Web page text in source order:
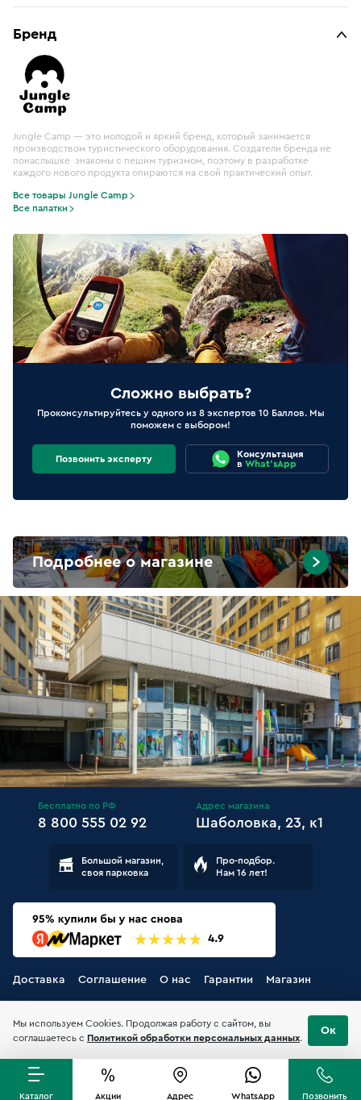
Бренд
Jungle Camp — это молодой и яркий бренд, который занимается
производством туристического оборудования. Создатели бренда не
понаслышке знакомы с пешим туризмом, поэтому в разработке
каждого нового продукта опираются на свой практический опыт.
Все товары Jungle Camp
Все палатки
Сложно выбрать?
Проконсультируйтесь у одного из 8 экспертов 10 Баллов. Мы
поможем с выбором!
Позвонить эксперту
Консультация
в What'sApp
Подробнее о магазине
Бесплатно по РФ
8 800 555 02 92
Адрес магазина
Шаболовка, 23, к1
Большой магазин,
своя парковка
Про-подбор.
Нам 16 лет!
Доставка Соглашение О нас Гарантии Магазин
Каталог Акции Адрес WhatsApp Позвонить
Мы используем Cookies. Продолжая работу с сайтом, вы
соглашаетесь с Политикой обработки персональных данных.
Ок